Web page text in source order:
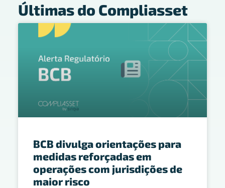
Últimas do Compliasset
BCB divulga orientações para
medidas reforçadas em
operações com jurisdições de
maior risco